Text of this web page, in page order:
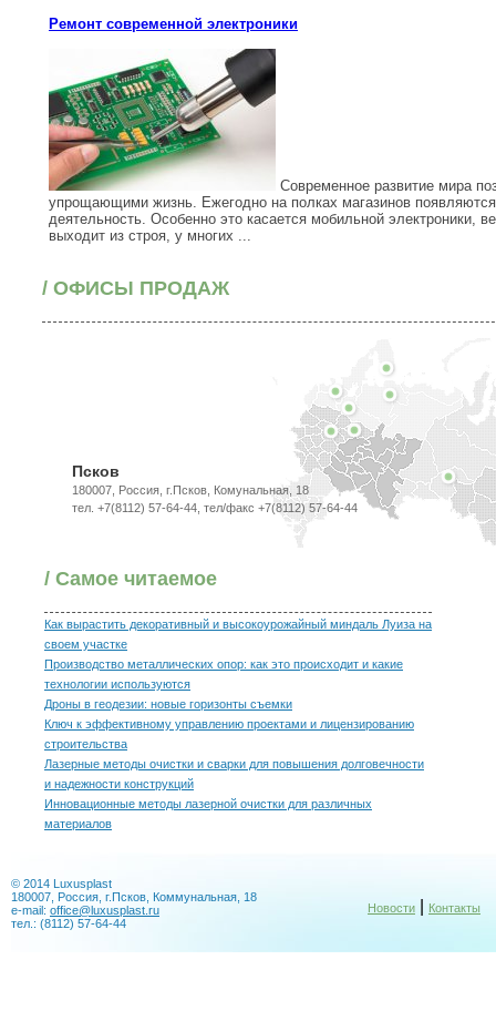
Ремонт современной электроники
Современное развитие мира
упрощающими жизнь. Ежегодно на полках магазинов
деятельность. Особенно это касается мобильной электроники,
выходит из строя, у многих ...
/ ОФИСЫ ПРОДАЖ
Псков
180007, Россия, г.Псков, Комунальная, 18
тел. +7(8112) 57-64-44, тел/факс +7(8112) 57-64-44
/ Самое читаемое
Как вырастить декоративный и высокоурожайный миндаль Луиза на
своем участке
Производство металлических опор: как это происходит и какие
технологии используются
Дроны в геодезии: новые горизонты съемки
Ключ к эффективному управлению проектами и лицензированию
строительства
Лазерные методы очистки и сварки для повышения долговечности
и надежности конструкций
Инновационные методы лазерной очистки для различных
материалов
© 2014 Luxusplast
180007, Россия, г.Псков, Коммунальная, 18
e-mail: office@luxusplast.ru
тел.: (8112) 57-64-44
Новости Контакты